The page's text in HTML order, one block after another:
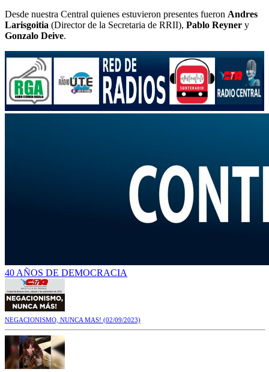
Desde nuestra Central quienes estuvieron presentes fueron Andres
Larisgoitia (Director de la Secretaria de RRII), Pablo Reyner y
Gonzalo Deive.
40 AÑOS DE DEMOCRACIA
NEGACIONISMO, NUNCA MAS! (02/09/2023)